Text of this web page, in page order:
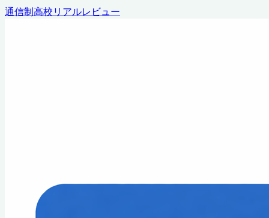
通信制高校リアルレビュー